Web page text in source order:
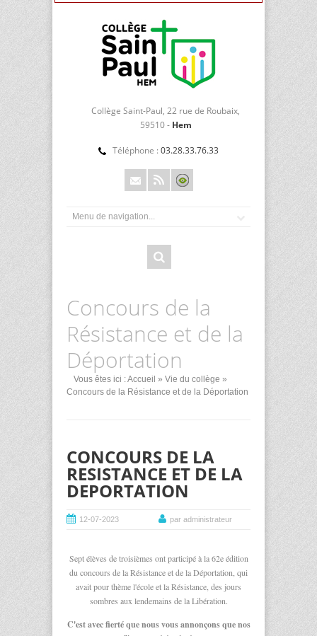
Collège Saint-Paul, 22 rue de Roubaix,
59510 - Hem
Téléphone : 03.28.33.76.33
Concours de la
Résistance et de la
Déportation
Vous êtes ici :Accueil » Vie du collège »
Concours de la Résistance et de la Déportation
CONCOURS DE LA
RESISTANCE ET DE LA
DEPORTATION
12-07-2023 par administrateur
Sept élèves de troisièmes ont participé à la 62e édition
du concours de la Résistance et de la Déportation, qui
avait pour thème l'école et la Résistance, des jours
sombres aux lendemains de la Libération.
C'est avec fierté que nous vous annonçons que nos